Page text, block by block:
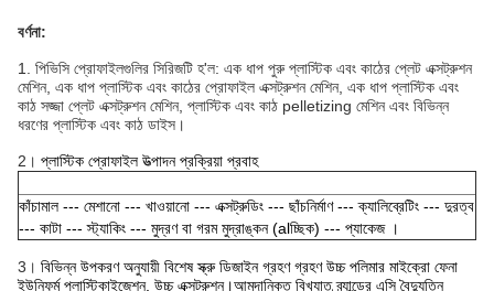
বর্ণনা:
1. পিভিসি প্রোফাইলগুলির সিরিজটি হ'ল: এক ধাপ পুরু প্লাস্টিক এবং কাঠের প্লেট এক্সট্রুশন
মেশিন, এক ধাপ প্লাস্টিক এবং কাঠের প্রোফাইল এক্সট্রুশন মেশিন, এক ধাপ প্লাস্টিক এবং
কাঠ সজ্জা প্লেট এক্সট্রুশন মেশিন, প্লাস্টিক এবং কাঠ pelletizing মেশিন এবং বিভিন্ন
ধরণের প্লাস্টিক এবং কাঠ ডাইস।
2। প্লাস্টিক প্রোফাইল উত্পাদন প্রক্রিয়া প্রবাহ
কাঁচামাল --- মেশানো --- খাওয়ানো --- এক্সট্রুডিং --- ছাঁচনির্মাণ --- ক্যালিব্রেটিং --- দুরত্ব
--- কাটা --- স্ট্যাকিং --- মুদ্রণ বা গরম মুদ্রাঙ্কন (alচ্ছিক) --- প্যাকেজ ।
3। বিভিন্ন উপকরণ অনুযায়ী বিশেষ স্ক্রু ডিজাইন গ্রহণ গ্রহণ উচ্চ পলিমার মাইক্রো ফেনা
ইউনিফর্ম প্লাস্টিকাইজেশন, উচ্চ এক্সট্রুশন।আমদানিকৃত বিখ্যাত ব্র্যান্ডের এসি বৈদ্যুতিন